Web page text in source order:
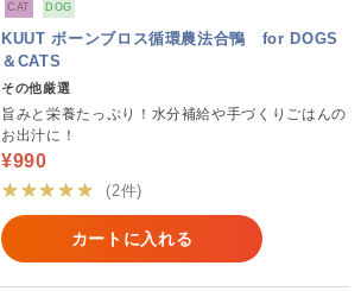
CAT DOG
KUUT ボーンブロス循環農法合鴨 for DOGS
＆CATS
その他厳選
旨みと栄養たっぷり！水分補給や手づくりごはんの
お出汁に！
¥990
★★★★★
(2件)
カートに入れる